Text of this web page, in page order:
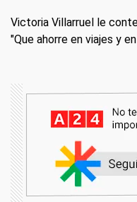
Victoria Villarruel le
"Que ahorre en viajes y